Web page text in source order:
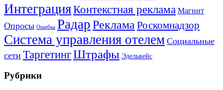
ИнтеграцияКонтекстная реклама Магнит
Опросы Ошибка РадарРеклама Роскомнадзор
Система управления отелем Социальные
сети ТаргетингШтрафы Эдельвейс
Рубрики